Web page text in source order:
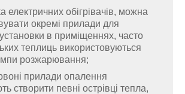
електричних обігрівачів, можна
окремі прилади для
в приміщеннях, часто
теплиць використовуються
розжарювання;
прилади опалення
створити певні острівці тепла,